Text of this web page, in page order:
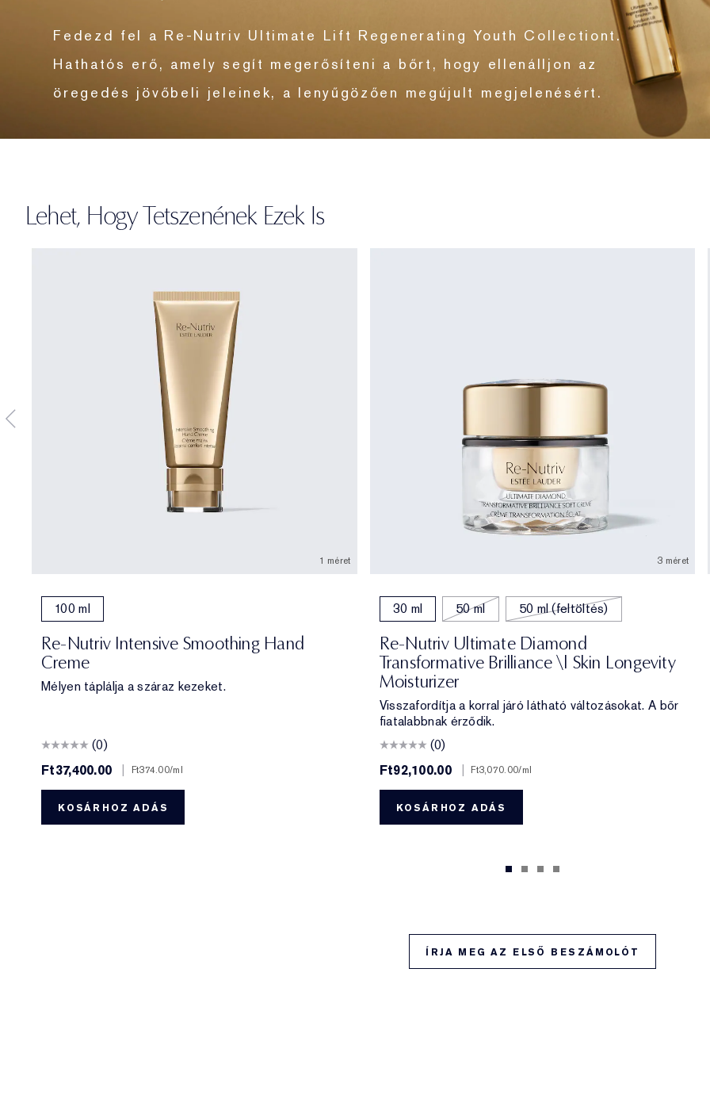
Fedezd fel a Re-Nutriv Ultimate Lift Regenerating Youth Collectiont.
Hathatós erő, amely segít megerősíteni a bőrt, hogy ellenálljon az
öregedés jövőbeli jeleinek, a lenyűgözően megújult megjelenésért.
Lehet, Hogy Tetszenének Ezek Is
1 méret
100 ml
Re-Nutriv Intensive Smoothing Hand
Creme
Mélyen táplálja a száraz kezeket.
(0)
Ft37,400.00
| Ft374.00/ml
KOSÁRHOZ ADÁS
3 méret
30 ml 50 ml 50 ml (feltöltés)
Re-Nutriv Ultimate Diamond
Transformative Brilliance \| Skin Longevity
Moisturizer
Visszafordítja a korral járó látható változásokat. A bőr
fiatalabbnak érződik.
(0)
Ft92,100.00
| Ft3,070.00/ml
KOSÁRHOZ ADÁS
ÍRJA MEG AZ ELSŐ BESZÁMOLÓT